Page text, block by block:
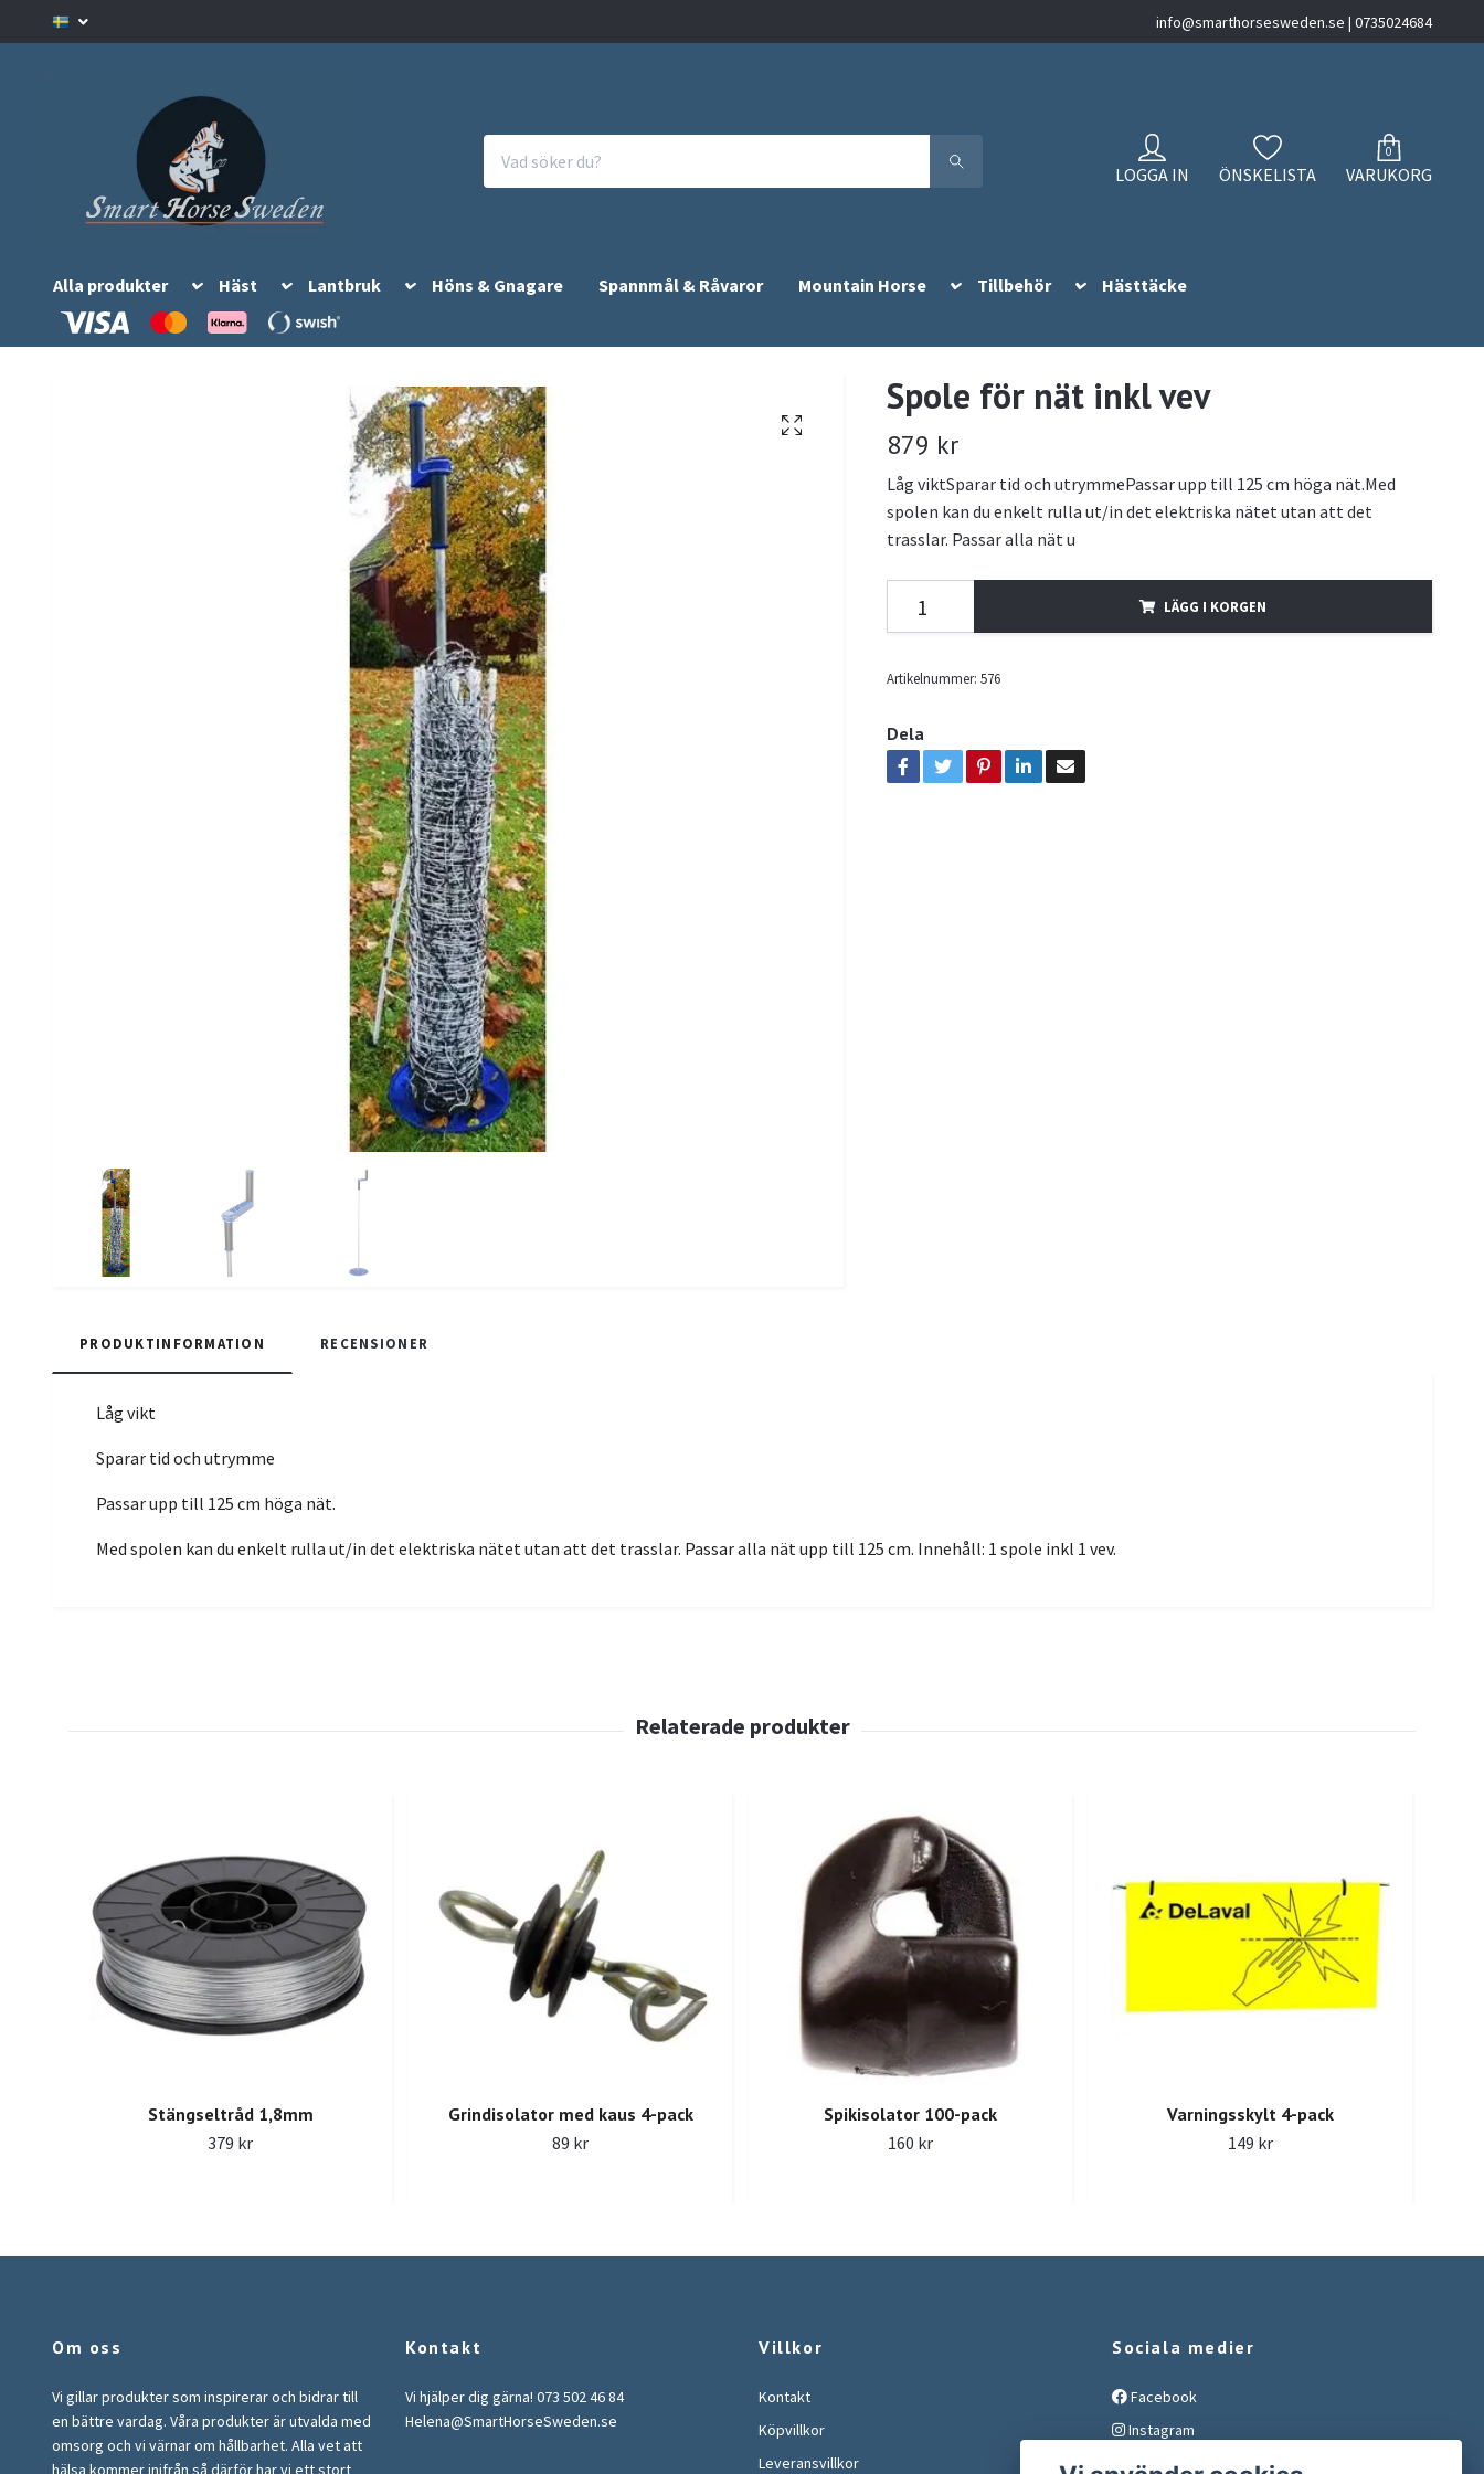
info@smarthorsesweden.se | 0735024684
LOGGA IN ÖNSKELISTA
0
VARUKORG
Alla produkter Häst Lantbruk Höns & Gnagare Spannmål & Råvaror Mountain Horse Tillbehör Hästtäcke
Spole för nät inkl vev
879 kr
Låg viktSparar tid och utrymmePassar upp till 125 cm höga nät.Med
spolen kan du enkelt rulla ut/in det elektriska nätet utan att det
trasslar. Passar alla nät u
LÄGG I KORGEN
Artikelnummer: 576
Dela
PRODUKTINFORMATION RECENSIONER
Låg vikt
Sparar tid och utrymme
Passar upp till 125 cm höga nät.
Med spolen kan du enkelt rulla ut/in det elektriska nätet utan att det trasslar. Passar alla nät upp till 125 cm. Innehåll: 1 spole inkl 1 vev.
Stängseltråd 1,8mm
379 kr
Grindisolator med kaus 4-pack
89 kr
Spikisolator 100-pack
160 kr
Varningsskylt 4-pack
149 kr
Om oss
Vi gillar produkter som inspirerar och bidrar till
en bättre vardag. Våra produkter är utvalda med
omsorg och vi värnar om hållbarhet. Alla vet att
hälsa kommer inifrån så därför har vi ett stort
Kontakt
Vi hjälper dig gärna! 073 502 46 84
Helena@SmartHorseSweden.se
Villkor
Kontakt
Köpvillkor
Leveransvillkor
Sociala medier
Facebook
Instagram
YouTube